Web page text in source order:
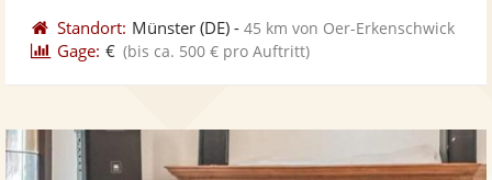
Standort: Münster (DE) -45 km von Oer-Erkenschwick
Gage: € (bis ca. 500 € pro Auftritt)